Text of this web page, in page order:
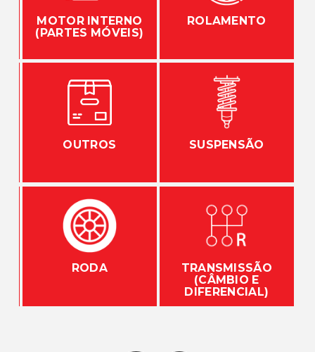
MOTOR INTERNO
(PARTES MÓVEIS)
OUTROS
RODA
ROLAMENTO
SUSPENSÃO
TRANSMISSÃO
(CÂMBIO E
DIFERENCIAL)